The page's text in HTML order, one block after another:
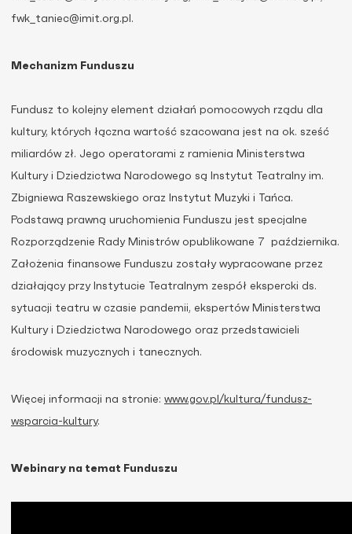
fwk_taniec@imit.org.pl.
Mechanizm Funduszu
Fundusz to kolejny element działań pomocowych rządu dla
kultury, których łączna wartość szacowana jest na ok. sześć
miliardów zł. Jego operatorami z ramienia Ministerstwa
Kultury i Dziedzictwa Narodowego są Instytut Teatralny im.
Zbigniewa Raszewskiego oraz Instytut Muzyki i Tańca.
Podstawą prawną uruchomienia Funduszu jest specjalne
Rozporządzenie Rady Ministrów opublikowane 7 października.
Założenia finansowe Funduszu zostały wypracowane przez
działający przy Instytucie Teatralnym zespół ekspercki ds.
sytuacji teatru w czasie pandemii, ekspertów Ministerstwa
Kultury i Dziedzictwa Narodowego oraz przedstawicieli
środowisk muzycznych i tanecznych.
Więcej informacji na stronie: www.gov.pl/kultura/fundusz-
wsparcia-kultury.
Webinary na temat Funduszu